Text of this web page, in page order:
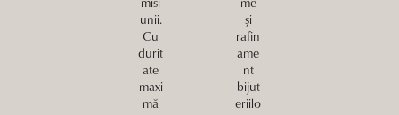
unii.
Cu
durit
ate
maxi
mă
și
rafin
ame
nt
bijut
eriilo